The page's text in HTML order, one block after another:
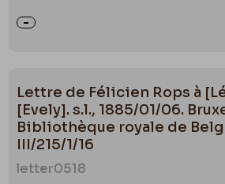
Lettre de Félicien Rops à
[Evely]. s.l., 1885/01/06.
Bibliothèque royale de
III/215/1/16
letter0518